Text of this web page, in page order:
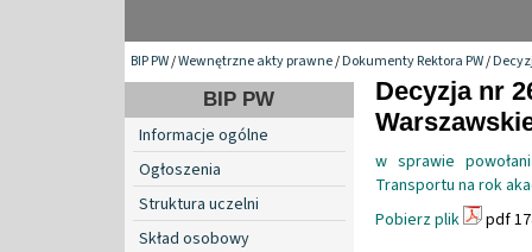
BIP PW/Wewnętrzne akty prawne/Dokumenty Rektora PW/
BIP PW
Informacje ogólne
Ogłoszenia
Struktura uczelni
Skład osobowy
Decyzja nr
w sprawie
Transportu na rok
Pobierz plik
pdf